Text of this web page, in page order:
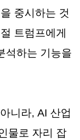
중시하는 것
트럼프에게
석하는 기능을
니라, AI 산업
물로 자리 잡